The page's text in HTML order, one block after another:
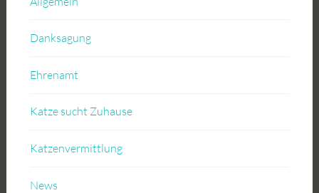
Danksagung
Ehrenamt
Katze sucht Zuhause
Katzenvermittlung
News